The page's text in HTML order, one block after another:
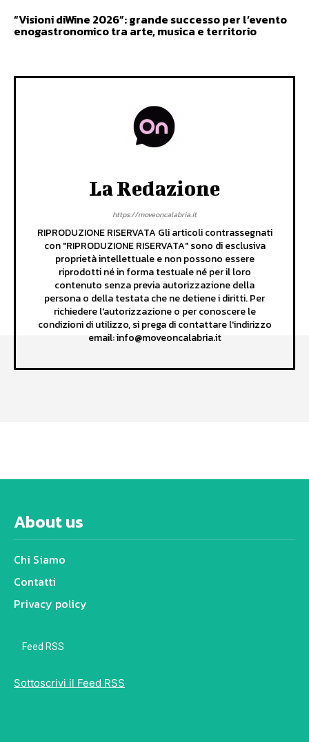
“Visioni diWine 2026”: grande successo per l’evento
enogastronomico tra arte, musica e territorio
La Redazione
https://moveoncalabria.it
RIPRODUZIONE RISERVATA Gli articoli contrassegnati
con "RIPRODUZIONE RISERVATA" sono di esclusiva
proprietà intellettuale e non possono essere
riprodotti né in forma testuale né per il loro
contenuto senza previa autorizzazione della
persona o della testata che ne detiene i diritti. Per
richiedere l'autorizzazione o per conoscere le
condizioni di utilizzo, si prega di contattare l'indirizzo
email: info@moveoncalabria.it
About us
Chi Siamo
Contatti
Privacy policy
Feed RSS
Sottoscrivi il Feed RSS